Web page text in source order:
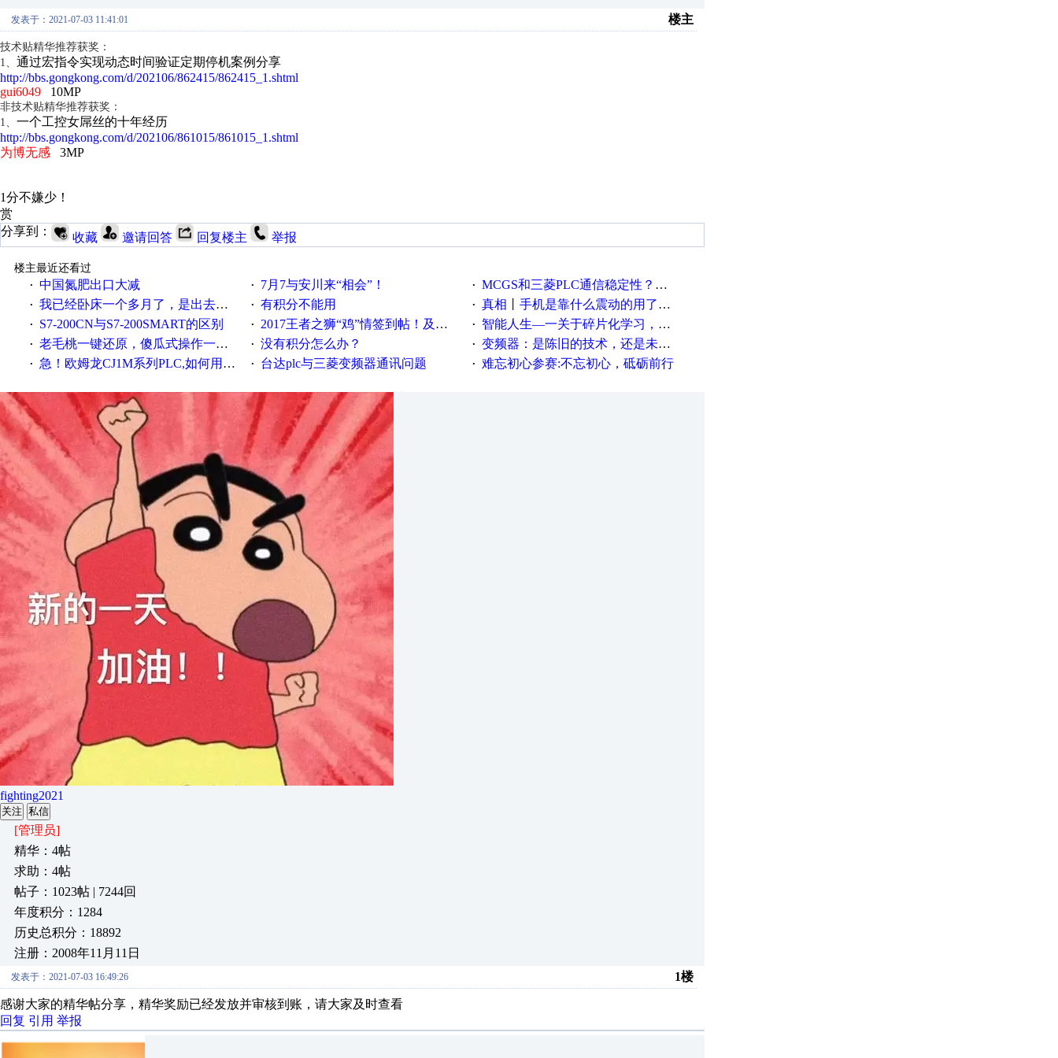
发表于：2021-07-03 11:41:01 楼主
技术贴精华推荐获奖：
1、 通过宏指令实现动态时间验证定期停机案例分享
http://bbs.gongkong.com/d/202106/862415/862415_1.shtml
gui6049
10MP
非技术贴精华推荐获奖：
1、 一个工控女屌丝的十年经历
http://bbs.gongkong.com/d/202106/861015/861015_1.shtml
为博无感 3MP
1分不嫌少！
赏
分享到：
收藏 邀请回答 回复楼主 举报
楼主最近还看过
· 中国氮肥出口大减 · 7月7与安川来“相会”！ · MCGS和三菱PLC通信稳定性？？？
· 我已经卧床一个多月了，是出去安装机械手在高速遭遇车祸所致:大家工作都要特别注意啊 · 有积分不能用 · 真相丨手机是靠什么震动的用了这么多年才知道！
· S7-200CN与S7-200SMART的区别 · 2017王者之狮“鸡”情签到帖！及时更新在线研讨会预告 · 智能人生—一关于碎片化学习，看这一篇就够了！
· 老毛桃一键还原，傻瓜式操作一键轻松备份还原；程序为向导式安装，一键即可实现自动备份或还原系统。 · 没有积分怎么办？ · 变频器：是陈旧的技术，还是未来的幕后英雄？
· 急！欧姆龙CJ1M系列PLC,如何用时间控制变频器。要求时间在组态王中可以自由输入！拜托各位大神了！ · 台达plc与三菱变频器通讯问题 · 难忘初心参赛:不忘初心，砥砺前行
fighting2021
关注 私信
[管理员]
精华：4帖
求助：4帖
帖子：1023帖 | 7244回
年度积分：1284
历史总积分：18892
注册：2008年11月11日
发表于：2021-07-03 16:49:26 1楼
感谢大家的精华帖分享，精华奖励已经发放并审核到账，请大家及时查看
回复 引用 举报